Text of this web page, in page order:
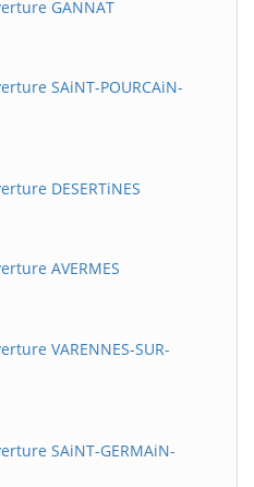
GANNAT
SAiNT-POURCAiN-
DESERTiNES
AVERMES
VARENNES-SUR-
SAiNT-GERMAiN-